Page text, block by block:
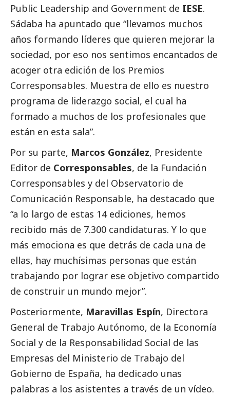
Public Leadership and Government de IESE.
Sádaba ha apuntado que “llevamos muchos
años formando líderes que quieren mejorar la
sociedad, por eso nos sentimos encantados de
acoger otra edición de los Premios
Corresponsables. Muestra de ello es nuestro
programa de liderazgo social, el cual ha
formado a muchos de los profesionales que
están en esta sala”.
Por su parte, Marcos González, Presidente
Editor de Corresponsables, de la Fundación
Corresponsables y del Observatorio de
Comunicación Responsable, ha destacado que
“a lo largo de estas 14 ediciones, hemos
recibido más de 7.300 candidaturas. Y lo que
más emociona es que detrás de cada una de
ellas, hay muchísimas personas que están
trabajando por lograr ese objetivo compartido
de construir un mundo mejor”.
Posteriormente, Maravillas Espín, Directora
General de Trabajo Autónomo, de la Economía
Social y de la Responsabilidad Social de las
Empresas del Ministerio de Trabajo del
Gobierno de España, ha dedicado unas
palabras a los asistentes a través de un vídeo.